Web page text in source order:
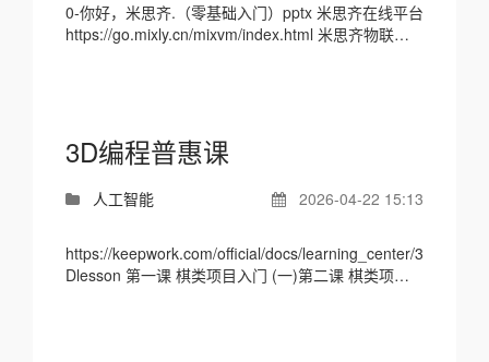
0-你好，米思齐.（零基础入门）pptx 米思齐在线平台
https://go.mixly.cn/mixvm/index.html 米思齐物联网
3D编程普惠课
人工智能 2026-04-22 15:13
https://keepwork.com/official/docs/learning_center/3
Dlesson 第一课 棋类项目入门 (一)第二课 棋类项目